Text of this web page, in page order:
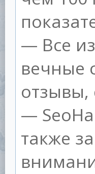
— Все
вечные
отзывы,
—
также